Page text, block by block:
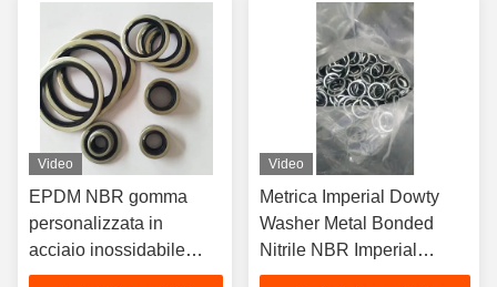
Video
EPDM NBR gomma
personalizzata in
acciaio inossidabile
metallo vite Dowty
Video
Metrica Imperial Dowty
Washer Metal Bonded
Nitrile NBR Imperial
Bonded Washer